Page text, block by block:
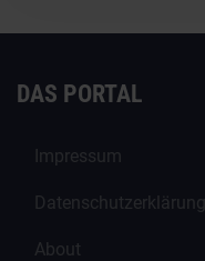
DAS PORTAL
Impressum
Datenschutzerklärung
About